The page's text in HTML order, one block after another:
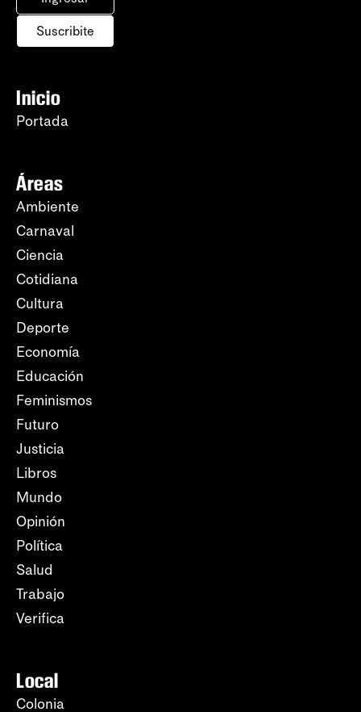
Suscribite
Inicio
Portada
Áreas
Ambiente
Carnaval
Ciencia
Cotidiana
Cultura
Deporte
Economía
Educación
Feminismos
Futuro
Justicia
Libros
Mundo
Opinión
Política
Salud
Trabajo
Verifica
Local
Colonia